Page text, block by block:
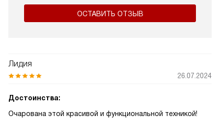
ОСТАВИТЬ ОТЗЫВ
Лидия
26.07.2024
Достоинства:
Очарована этой красивой и функциональной техникой!